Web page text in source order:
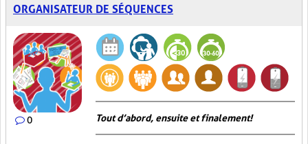
ORGANISATEUR DE SÉQUENCES
0 Tout d’abord, ensuite et finalement!